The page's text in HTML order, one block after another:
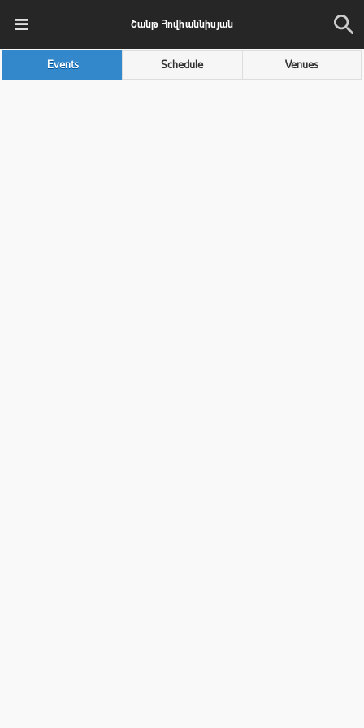
Շանթ Հովհաննիսյան
Events Schedule Venues